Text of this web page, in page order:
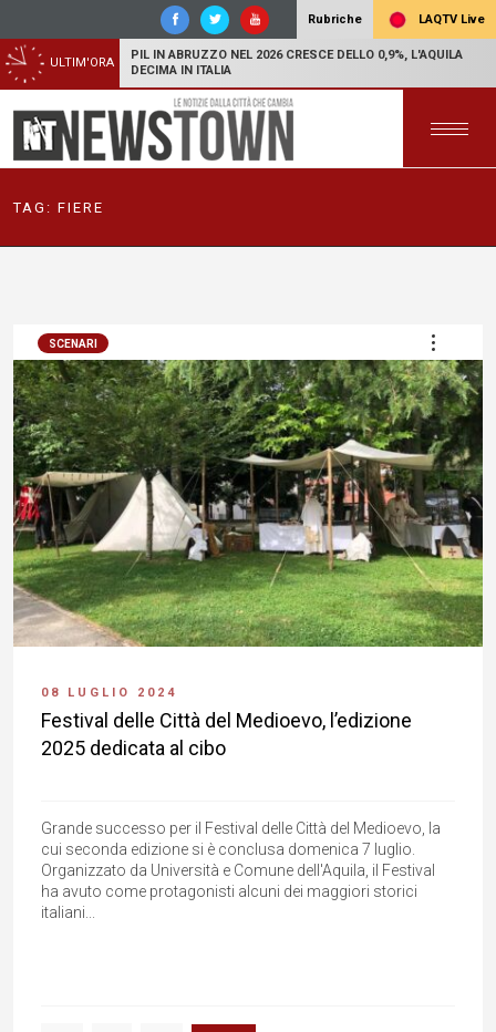
Rubriche LAQTV Live
ULTIM'ORA
PIL IN ABRUZZO NEL 2026 CRESCE DELLO 0,9%, L'AQUILA
DECIMA IN ITALIA
TAG: FIERE
SCENARI
08 LUGLIO 2024
Festival delle Città del Medioevo, l’edizione
2025 dedicata al cibo
Grande successo per il Festival delle Città del Medioevo, la
cui seconda edizione si è conclusa domenica 7 luglio.
Organizzato da Università e Comune dell'Aquila, il Festival
ha avuto come protagonisti alcuni dei maggiori storici
italiani...